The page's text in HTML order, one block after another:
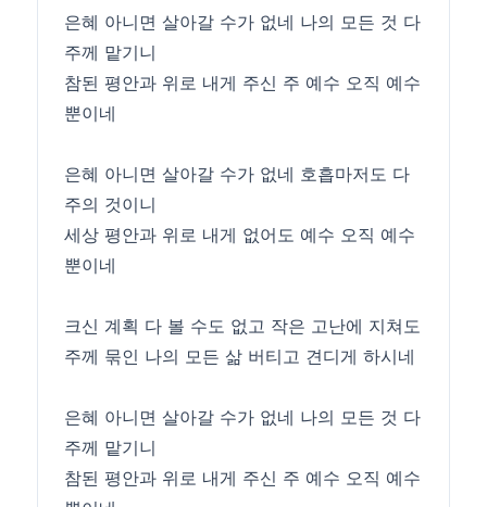
은혜 아니면 살아갈 수가 없네 나의 모든 것 다
주께 맡기니
참된 평안과 위로 내게 주신 주 예수 오직 예수
뿐이네
은혜 아니면 살아갈 수가 없네 호흡마저도 다
주의 것이니
세상 평안과 위로 내게 없어도 예수 오직 예수
뿐이네
크신 계획 다 볼 수도 없고 작은 고난에 지쳐도
주께 묶인 나의 모든 삶 버티고 견디게 하시네
은혜 아니면 살아갈 수가 없네 나의 모든 것 다
주께 맡기니
참된 평안과 위로 내게 주신 주 예수 오직 예수